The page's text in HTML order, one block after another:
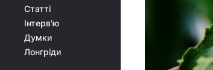
Статті
Інтерв'ю
Думки
Лонгріди